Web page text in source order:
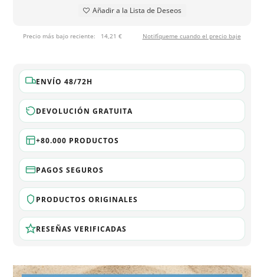
Añadir a la Lista de Deseos
Precio más bajo reciente: 14,21 € Notifíqueme cuando el precio baje
ENVÍO 48/72H
DEVOLUCIÓN GRATUITA
+80.000 PRODUCTOS
PAGOS SEGUROS
PRODUCTOS ORIGINALES
RESEÑAS VERIFICADAS